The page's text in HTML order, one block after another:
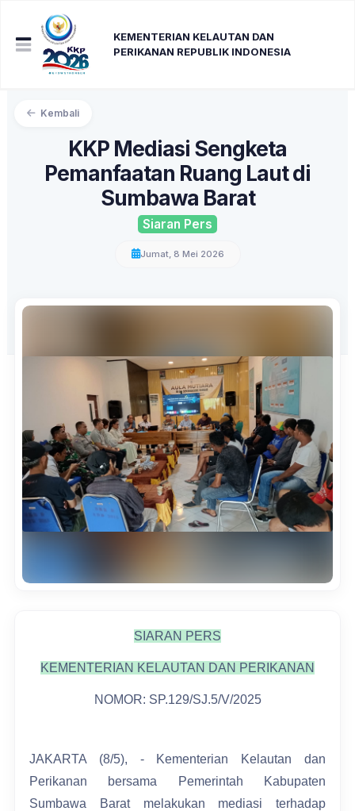
KEMENTERIAN KELAUTAN DAN
PERIKANAN REPUBLIK INDONESIA
Kembali
KKP Mediasi Sengketa
Pemanfaatan Ruang Laut di
Sumbawa Barat
Siaran Pers
Jumat, 8 Mei 2026
SIARAN PERS
KEMENTERIAN KELAUTAN DAN PERIKANAN
NOMOR: SP.129/SJ.5/V/2025
JAKARTA (8/5), - Kementerian Kelautan dan
Perikanan bersama Pemerintah Kabupaten
Sumbawa Barat melakukan mediasi terhadap